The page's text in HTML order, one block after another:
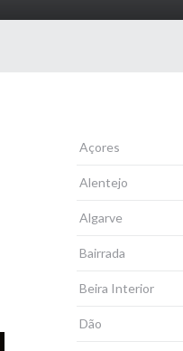
Açores
Alentejo
Algarve
Bairrada
Beira Interior
Dão